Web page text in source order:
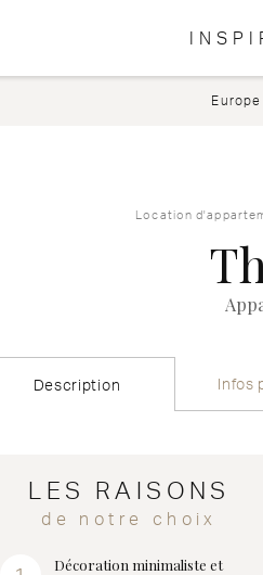
Europe
Location
Description Infos
LES RAISONS
de notre choix
Décoration minimaliste et